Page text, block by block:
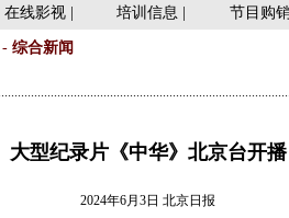
在线影视 培训信息 节目购
- 综合新闻
大型纪录片《中华》北京台开播
2024年6月3日 北京日报